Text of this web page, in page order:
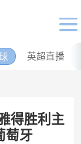
英超直播
得胜利主
萄牙